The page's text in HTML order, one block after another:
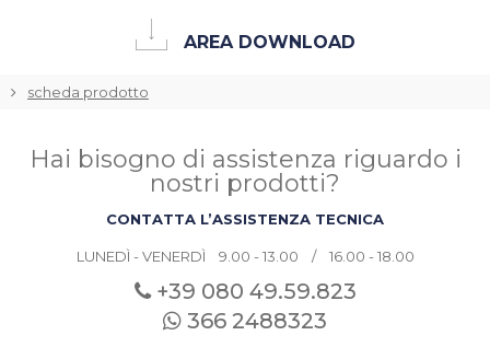
AREA DOWNLOAD
scheda prodotto
Hai bisogno di assistenza riguardo i
nostri prodotti?
CONTATTA L’ASSISTENZA TECNICA
LUNEDÌ - VENERDÌ 9.00 - 13.00 / 16.00 - 18.00
+39 080 49.59.823
366 2488323